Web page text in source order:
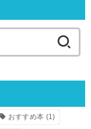
おすすめ本 (1)